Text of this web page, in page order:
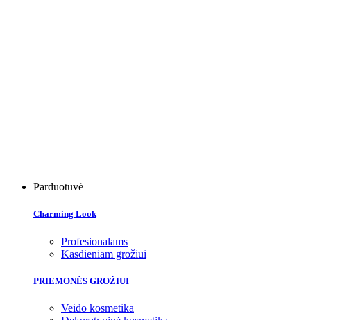
Parduotuvė
Charming Look
Profesionalams
Kasdieniam grožiui
PRIEMONĖS GROŽIUI
Veido kosmetika